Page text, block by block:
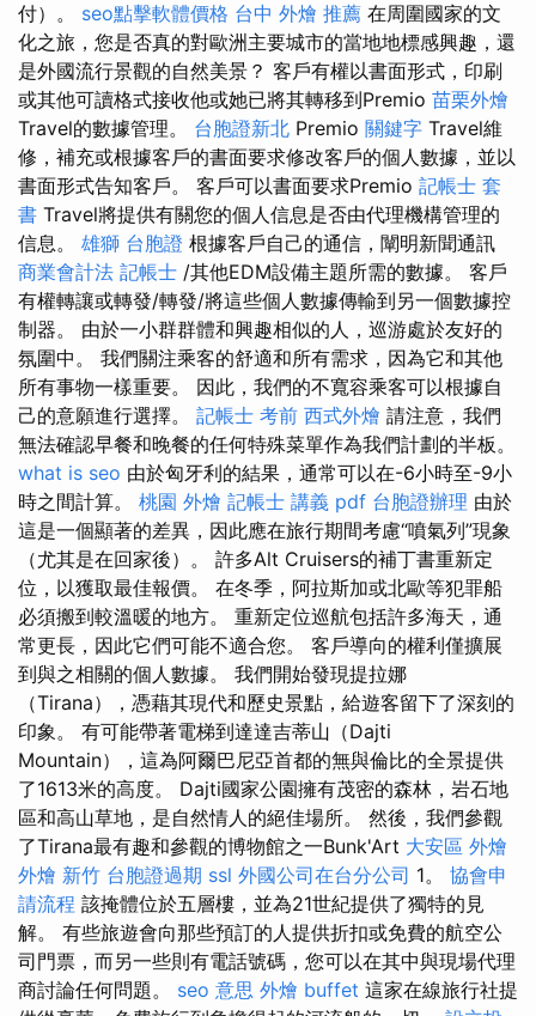
付）。 seo點擊軟體價格 台中 外燴 推薦 在周圍國家的文
化之旅，您是否真的對歐洲主要城市的當地地標感興趣，還
是外國流行景觀的自然美景？ 客戶有權以書面形式，印刷
或其他可讀格式接收他或她已將其轉移到Premio 苗栗外燴
Travel的數據管理。 台胞證新北 Premio 關鍵字 Travel維
修，補充或根據客戶的書面要求修改客戶的個人數據，並以
書面形式告知客戶。 客戶可以書面要求Premio 記帳士 套
書 Travel將提供有關您的個人信息是否由代理機構管理的
信息。 雄獅 台胞證 根據客戶自己的通信，闡明新聞通訊
商業會計法 記帳士 /其他EDM設備主題所需的數據。 客戶
有權轉讓或轉發/轉發/將這些個人數據傳輸到另一個數據控
制器。 由於一小群群體和興趣相似的人，巡游處於友好的
氛圍中。 我們關注乘客的舒適和所有需求，因為它和其他
所有事物一樣重要。 因此，我們的不寬容乘客可以根據自
己的意願進行選擇。 記帳士 考前 西式外燴 請注意，我們
無法確認早餐和晚餐的任何特殊菜單作為我們計劃的半板。
what is seo 由於匈牙利的結果，通常可以在-6小時至-9小
時之間計算。 桃園 外燴 記帳士 講義 pdf 台胞證辦理 由於
這是一個顯著的差異，因此應在旅行期間考慮“噴氣列”現象
（尤其是在回家後）。 許多Alt Cruisers的補丁書重新定
位，以獲取最佳報價。 在冬季，阿拉斯加或北歐等犯罪船
必須搬到較溫暖的地方。 重新定位巡航包括許多海天，通
常更長，因此它們可能不適合您。 客戶導向的權利僅擴展
到與之相關的個人數據。 我們開始發現提拉娜
（Tirana），憑藉其現代和歷史景點，給遊客留下了深刻的
印象。 有可能帶著電梯到達達吉蒂山（Dajti
Mountain），這為阿爾巴尼亞首都的無與倫比的全景提供
了1613米的高度。 Dajti國家公園擁有茂密的森林，岩石地
區和高山草地，是自然情人的絕佳場所。 然後，我們參觀
了Tirana最有趣和參觀的博物館之一Bunk'Art 大安區 外燴
外燴 新竹 台胞證過期 ssl 外國公司在台分公司 1。 協會申
請流程 該掩體位於五層樓，並為21世紀提供了獨特的見
解。 有些旅遊會向那些預訂的人提供折扣或免費的航空公
司門票，而另一些則有電話號碼，您可以在其中與現場代理
商討論任何問題。 seo 意思 外燴 buffet 這家在線旅行社提